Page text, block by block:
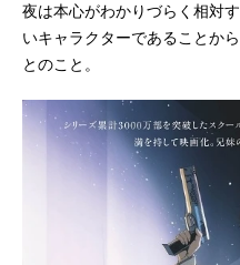
夜は本心がわかりづらく相対
いキャラクターであることか
とのこと。